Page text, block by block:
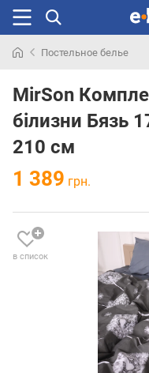
раньше
Постельное белье
MirSon
білизни Бязь
210 см
1 389 грн.
в список